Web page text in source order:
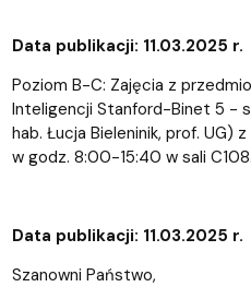
Data publikacji: 11.03.2025 r.
Poziom B-C: Zajęcia z
Inteligencji Stanford-Binet 5 -
hab. Łucja Bieleninik, prof. UG)
w godz. 8:00-15:40 w sali C108.
Data publikacji: 11.03.2025 r.
Szanowni Państwo,